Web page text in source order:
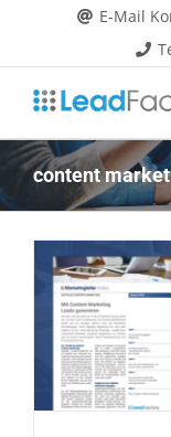
springen
E-Mail
content